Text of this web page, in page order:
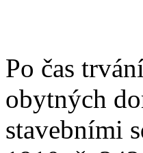
Po čas
obytných
stavebními